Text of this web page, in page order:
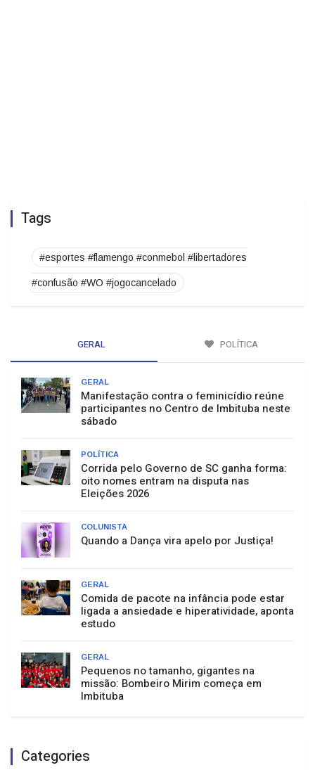
Tags
#esportes #flamengo #conmebol #libertadores
#confusão #WO #jogocancelado
GERAL POLÍTICA
GERAL
Manifestação contra o feminicídio reúne
participantes no Centro de Imbituba neste
sábado
POLÍTICA
Corrida pelo Governo de SC ganha forma:
oito nomes entram na disputa nas
Eleições 2026
COLUNISTA
Quando a Dança vira apelo por Justiça!
GERAL
Comida de pacote na infância pode estar
ligada a ansiedade e hiperatividade, aponta
estudo
GERAL
Pequenos no tamanho, gigantes na
missão: Bombeiro Mirim começa em
Imbituba
Categories